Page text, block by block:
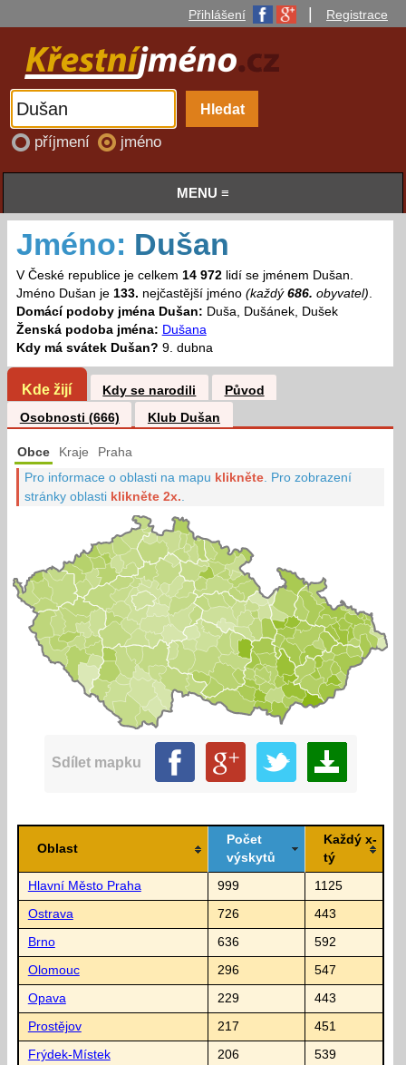
Přihlášení Registrace
příjmení jméno
MENU ≡
Jméno: Dušan
V České republice je celkem 14 972lidí se jménem Dušan.
Jméno Dušan je 133. nejčastější jméno (každý 686. obyvatel).
Domácí podoby jména Dušan: Duša, Dušánek, Dušek
Ženská podoba jména: Dušana
Kdy má svátek Dušan? 9. dubna
Kde žijí Kdy se narodili
Původ
Osobnosti (666)
Klub Dušan
Obce Kraje Praha
Pro informace o oblasti na mapu klikněte Pro zobrazení
stránky oblasti klikněte 2x.
Sdílet mapku
Oblast
Počet
výskytů
Každý x-
tý
Hlavní Město Praha 999 1125
Ostrava 726 443
Brno 636 592
Olomouc 296 547
Opava 229 443
Prostějov 217 451
Frýdek-Místek 206 539